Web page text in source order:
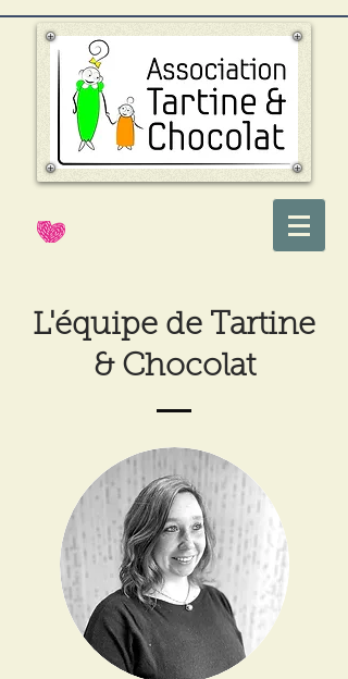
L'équipe de Tartine
& Chocolat